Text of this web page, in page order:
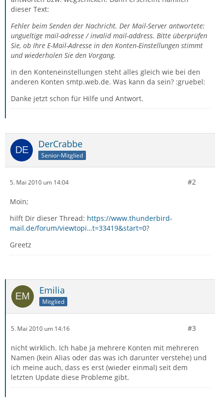
dieser Text:
Fehler beim Senden der Nachricht. Der Mail-Server antwortete:
ungueltige mail-adresse / invalid mail-address. Bitte überprüfen
Sie, ob Ihre E-Mail-Adresse in den Konten-Einstellungen stimmt
und wiederholen Sie den Vorgang.
in den Konteneinstellungen steht alles gleich wie bei den
anderen Konten smtp.web.de. Was kann da sein? :gruebel:
Danke jetzt schon für Hilfe und Antwort.
DerCrabbe
Senior-Mitglied
5. Mai 2010 um 14:04 #2
Moin;
hilft Dir dieser Thread: https://www.thunderbird-
mail.de/forum/viewtopi…t=33419&start=0?
Greetz
Emilia
Mitglied
5. Mai 2010 um 14:16 #3
nicht wirklich. Ich habe ja mehrere Konten mit mehreren
Namen (kein Alias oder das was ich darunter verstehe) und
ich meine auch, dass es erst (wieder einmal) seit dem
letzten Update diese Probleme gibt.